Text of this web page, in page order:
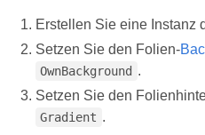
Erstellen Sie eine Instanz
Setzen Sie den Folien-
OwnBackground .
Setzen Sie den
Gradient .